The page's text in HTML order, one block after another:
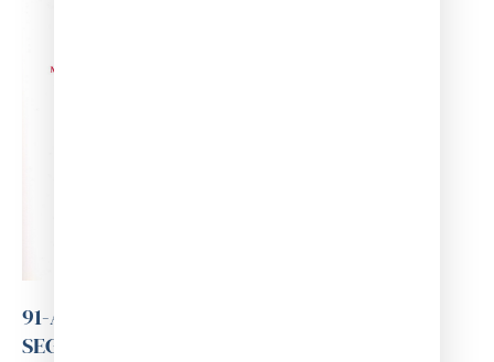
91-ANTONI PUJADAS, METGE I POLÍTIC DEL
SEGLE XIX